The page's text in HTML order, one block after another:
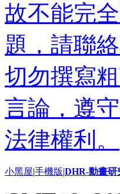
故不能完
題，請聯絡
切勿撰寫
言論，遵
法律權利。
小黑屋|手機版|DHR-動畫研